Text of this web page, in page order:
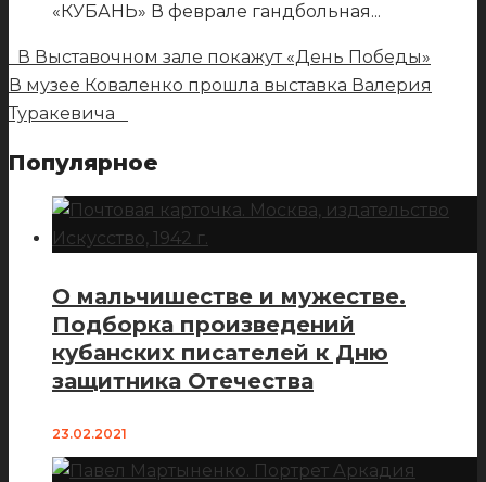
«КУБАНЬ» В феврале гандбольная...
В Выставочном зале покажут «День Победы»
В музее Коваленко прошла выставка Валерия
Туракевича
Популярное
О мальчишестве и мужестве.
Подборка произведений
кубанских писателей к Дню
защитника Отечества
23.02.2021